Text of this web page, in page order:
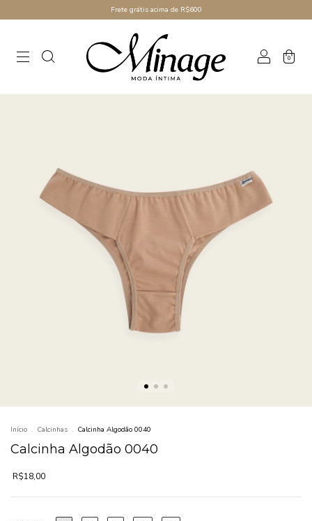
Frete grátis acima de R$600
0
Início . Calcinhas . Calcinha Algodão 0040
Calcinha Algodão 0040
R$18,00